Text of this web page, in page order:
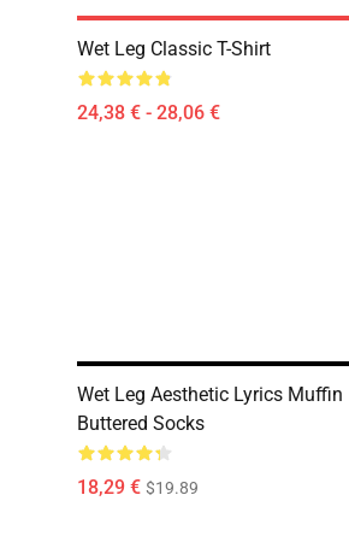
Wet Leg Classic T-Shirt
24,38 € - 28,06 €
Wet Leg Aesthetic Lyrics Muffin
Buttered Socks
18,29 € $19.89